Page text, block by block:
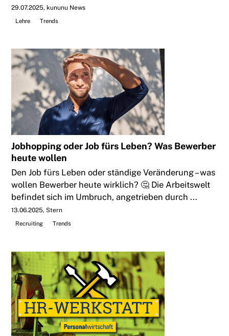
29.07.2025 kununu News
Lehre
Trends
Jobhopping oder Job fürs Leben? Was Bewerber
heute wollen
Den Job fürs Leben oder ständige Veränderung – was
wollen Bewerber heute wirklich? 🤔 Die Arbeitswelt
befindet sich im Umbruch, angetrieben durch ...
13.06.2025 Stern
Recruiting
Trends